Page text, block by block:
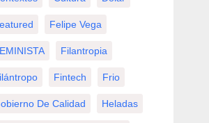
Felipe Vega
Filantropia
Fintech Frio
De Calidad Heladas